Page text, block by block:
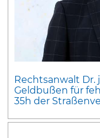
Rechtsanwalt Dr.
Geldbußen für
35h der